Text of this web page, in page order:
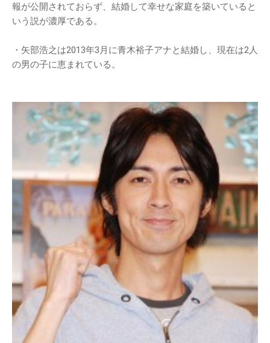
報が公開されておらず、結婚して幸せな家庭を築いていると
いう説が濃厚である。
・矢部浩之は2013年3月に青木裕子アナと結婚し、現在は2人
の男の子に恵まれている。